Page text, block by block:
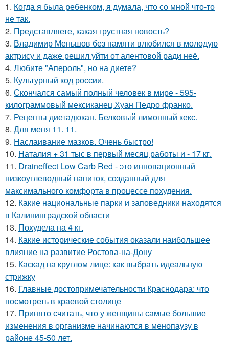
1. Когда я была ребенком, я думала, что со мной что-то
не так.
2. Представляете, какая грустная новость?
3. Владимир Меньшов без памяти влюбился в молодую
актрису и даже решил уйти от алентовой ради неё.
4. Любите "Апероль", но на диете?
5. Культурный код россии.
6. Скончался самый полный человек в мире - 595-
килограммовый мексиканец Хуан Педро франко.
7. Рецепты диетадюкан. Белковый лимонный кекс.
8. Для меня 11. 11.
9. Наслаивание мазков. Очень быстро!
10. Наталия + 31 тыс в первый месяц работы и - 17 кг.
11. Draineffect Low Carb Red - это инновационный
низкоуглеводный напиток, созданный для
максимального комфорта в процессе похудения.
12. Какие национальные парки и заповедники находятся
в Калининградской области
13. Похудела на 4 кг.
14. Какие исторические события оказали наибольшее
влияние на развитие Ростова-на-Дону
15. Каскад на круглом лице: как выбрать идеальную
стрижку
16. Главные достопримечательности Краснодара: что
посмотреть в краевой столице
17. Принято считать, что у женщины самые большие
изменения в организме начинаются в менопаузу в
районе 45-50 лет.